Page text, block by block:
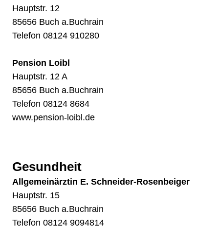
Hauptstr. 12
85656 Buch a.Buchrain
Telefon 08124 910280
Pension Loibl
Hauptstr. 12 A
85656 Buch a.Buchrain
Telefon 08124 8684
www.pension-loibl.de
Gesundheit
Allgemeinärztin E. Schneider-Rosenbeiger
Hauptstr. 15
85656 Buch a.Buchrain
Telefon 08124 9094814